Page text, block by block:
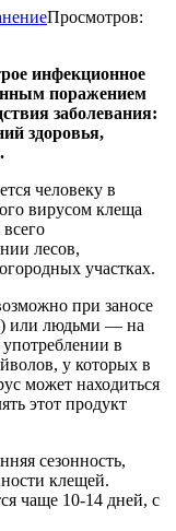
Просмотров:
инфекционное
поражением
заболевания:
здоровья,
человеку в
вирусом клеща
лесов,
участках.
при заносе
или людьми — на
в
у которых в
может находиться
этот продукт
сезонность,
клещей.
чаще 10-14 дней, с